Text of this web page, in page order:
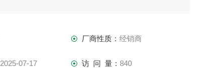
厂商性质： 经销商
2025-07-17 访 问 量： 840